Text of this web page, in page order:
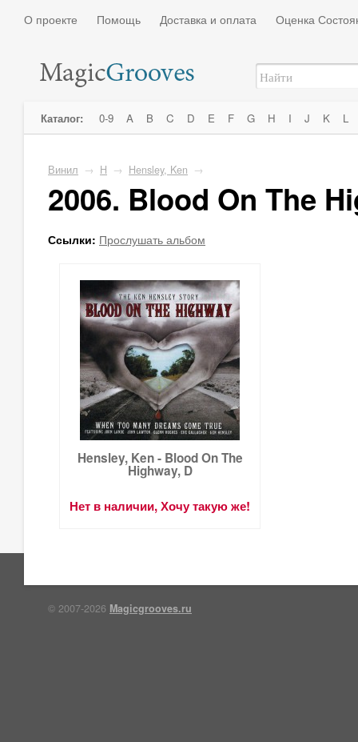
О проекте Помощь Доставка и оплата Оценка
Каталог: 0-9 A B C D E F G H I J K L
Винил → H → Hensley, Ken →
2006. Blood On The
Ссылки: Прослушать альбом
Hensley, Ken - Blood On The
Highway, D
Нет в наличии, Хочу такую же!
© 2007-2026 Magicgrooves.ru